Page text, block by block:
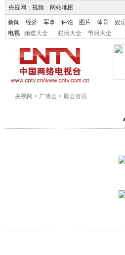
央视网 视频 网站地图
新闻 经济 军事 评论 图片 体育 娱
电视
频道大全 栏目大全 节目大全
央视网 > 广博会 > 展会资讯